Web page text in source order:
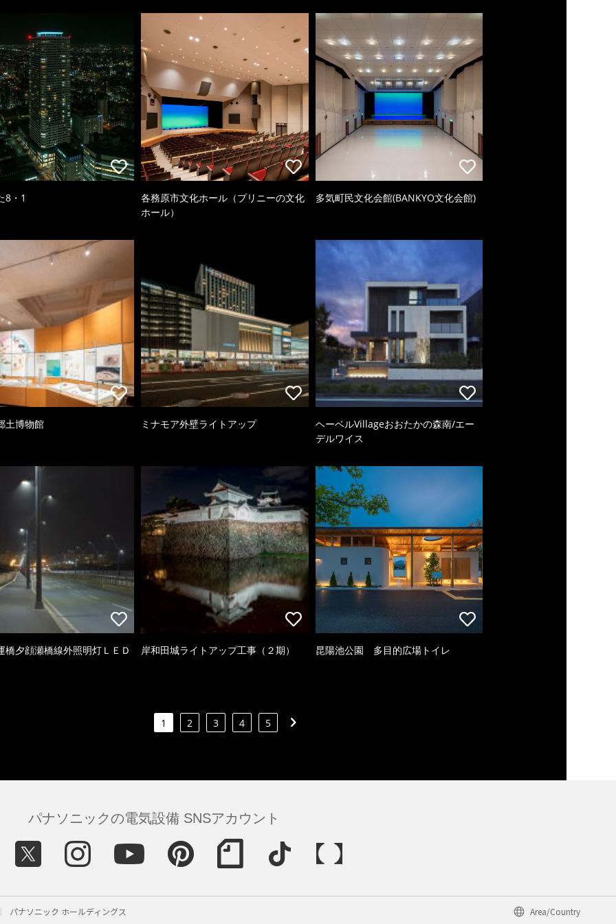
8・1
各務原市文化ホール（プリニーの文化
ホール）
多気町民文化会館(BANKYO文化会館)
土博物館 ミナモア外壁ライトアップ
ヘーベルVillageおおたかの森南/エー
デルワイス
橋夕顔瀬橋線外照明灯ＬＥＤ 岸和田城ライトアップ工事（２期） 昆陽池公園 多目的広場トイレ
1 2 3 4 5
パナソニックの電気設備 SNSアカウント
パナソニック ホールディングス Area/Country